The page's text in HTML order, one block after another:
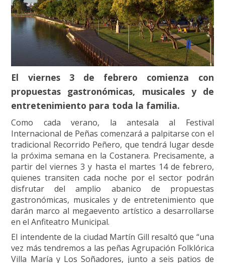
El viernes 3 de febrero comienza con
propuestas gastronómicas, musicales y de
entretenimiento para toda la familia.
Como cada verano, la antesala al Festival
Internacional de Peñas comenzará a palpitarse con el
tradicional Recorrido Peñero, que tendrá lugar desde
la próxima semana en la Costanera. Precisamente, a
partir del viernes 3 y hasta el martes 14 de febrero,
quienes transiten cada noche por el sector podrán
disfrutar del amplio abanico de propuestas
gastronómicas, musicales y de entretenimiento que
darán marco al megaevento artístico a desarrollarse
en el Anfiteatro Municipal.
El intendente de la ciudad Martín Gill resaltó que “una
vez más tendremos a las peñas Agrupación Folklórica
Villa María y Los Soñadores, junto a seis patios de